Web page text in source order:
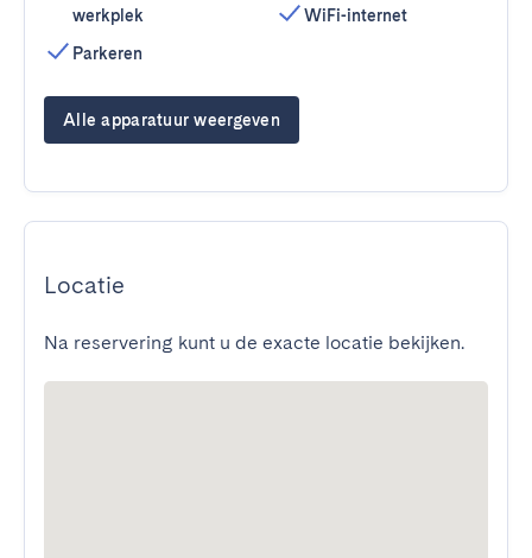
werkplek
Parkeren
WiFi-internet
Alle apparatuur weergeven
Locatie
Na reservering kunt u de exacte locatie bekijken.